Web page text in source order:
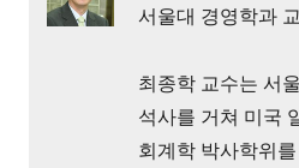
서울대 경영학과
최종학 교수는 서
석사를 거쳐 미국
회계학 박사학위